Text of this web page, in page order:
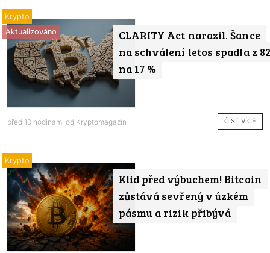
CLARITY Act narazil. Šance
na schválení letos spadla z 82
na 17 %
Aktualizováno
Krypto
před 10 hodinami od Kryptomagazín ČÍST VÍCE
Klid před výbuchem! Bitcoin
zůstává sevřený v úzkém
pásmu a rizik přibývá
Krypto